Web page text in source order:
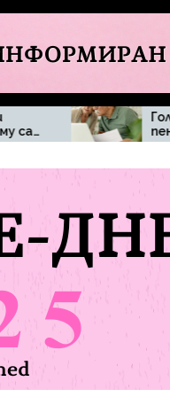
Голям брой
пенсионери могат
да бъдат засегнати